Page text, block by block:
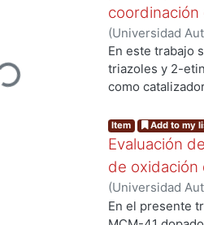
Loading...
(Universidad
Ciencias
Diego;Lomas
En este trabajo
triazoles y 2-
como
H₂O como
presentan
π,
actuar como
bidentados en
en la
Item Add to my
Evaluación
de oxidación
(Universidad
Ciencias
En el presente